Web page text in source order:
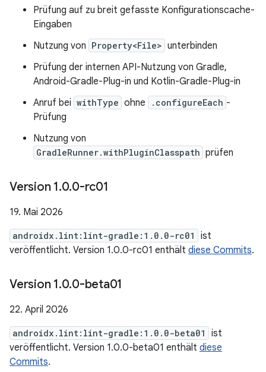
Prüfung auf zu breit gefasste Konfigurationscache-
Eingaben
Nutzung von Property<File> unterbinden
Prüfung der internen API-Nutzung von Gradle,
Android-Gradle-Plug-in und Kotlin-Gradle-Plug-in
Anruf bei withType ohne .configureEach -
Prüfung
Nutzung von
GradleRunner.withPluginClasspath prüfen
Version 1.0.0-rc01
19. Mai 2026
androidx.lint:lint-gradle:1.0.0-rc01
ist
veröffentlicht. Version 1.0.0-rc01 enthält diese Commits.
Version 1.0.0-beta01
22. April 2026
androidx.lint:lint-gradle:1.0.0-beta01
ist
veröffentlicht. Version 1.0.0-beta01 enthält diese
Commits.